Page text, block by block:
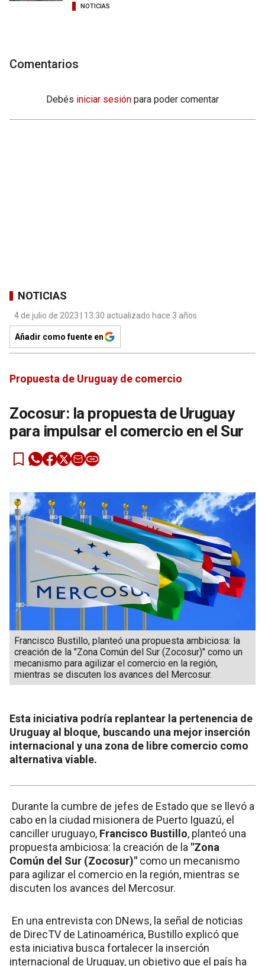
NOTICIAS
Comentarios
Debés iniciar sesión para poder comentar
NOTICIAS
4 de julio de 2023 | 13:30 actualizado hace 3 años
Añadir como fuente en
Propuesta de Uruguay de comercio
Zocosur: la propuesta de Uruguay
para impulsar el comercio en el Sur
Francisco Bustillo, planteó una propuesta ambiciosa: la
creación de la "Zona Común del Sur (Zocosur)" como un
mecanismo para agilizar el comercio en la región,
mientras se discuten los avances del Mercosur.
Esta iniciativa podría replantear la pertenencia de
Uruguay al bloque, buscando una mejor inserción
internacional y una zona de libre comercio como
alternativa viable.
Durante la cumbre de jefes de Estado que se llevó a
cabo en la ciudad misionera de Puerto Iguazú, el
canciller uruguayo, Francisco Bustillo, planteó una
propuesta ambiciosa: la creación de la "Zona
Común del Sur (Zocosur)" como un mecanismo
para agilizar el comercio en la región, mientras se
discuten los avances del Mercosur.
En una entrevista con DNews, la señal de noticias
de DirecTV de Latinoamérica, Bustillo explicó que
esta iniciativa busca fortalecer la inserción
internacional de Uruguay, un objetivo que el país ha